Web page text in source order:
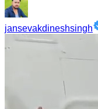
jansevakdineshsingh